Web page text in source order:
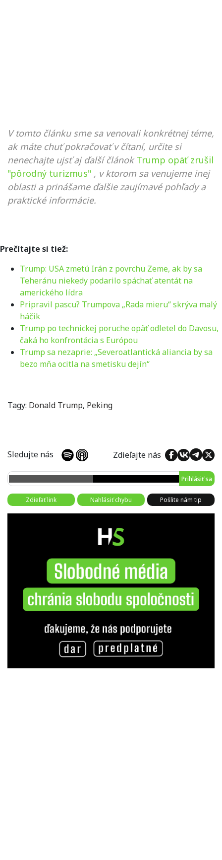
V tomto článku sme sa venovali konkrétnej téme,
ak máte chuť pokračovať v čítaní, určite si
nenechajte ujsť aj ďalší článok Trump opäť zrušil
"pôrodný turizmus" , v ktorom sa venujeme inej
oblasti a prinášame ďalšie zaujímavé pohľady a
praktické informácie.
Prečítajte si tiež:
Trump: USA zmetú Irán z povrchu Zeme, ak by sa
Teheránu niekedy podarilo spáchať atentát na
amerického lídra
Pripravil pascu? Trumpova „Rada mieru“ skrýva malý
háčik
Trump po technickej poruche opäť odletel do Davosu,
čaká ho konfrontácia s Európou
Trump sa nezaprie: „Severoatlantická aliancia by sa
bezo mňa ocitla na smetisku dejín“
Tagy: Donald Trump, Peking
Sledujte nás Zdieľajte nás
Prihlásiť sa
Zdieľať link Nahlásiť chybu Pošlite nám tip